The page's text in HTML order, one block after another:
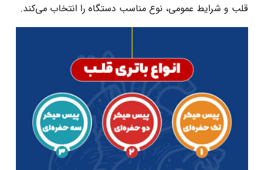
قلب و شرایط عمومی، نوع مناسب دستگاه را انتخاب می‌کند.